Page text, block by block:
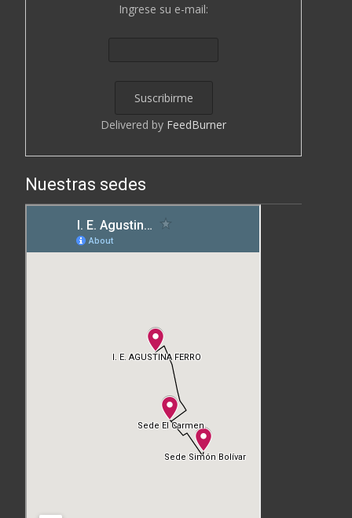
Ingrese su e-mail:
Delivered by FeedBurner
Nuestras sedes